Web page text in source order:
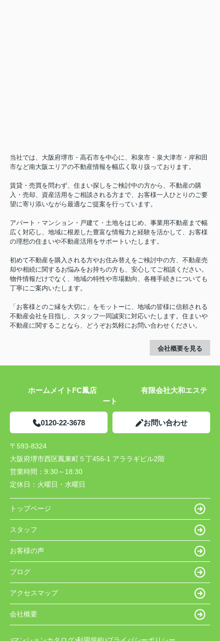
当社では、大阪府堺市・高石市を中心に、和泉市・泉大津市・岸和田
市など南大阪エリアの不動産情報を幅広く取り扱っております。
賃貸・売買を問わず、住まい探しをご検討中の方から、不動産の購
入・売却、資産活用をご相談される方まで、お客様一人ひとりのご要
望に寄り添いながら最適なご提案を行っています。
アパート・マンション・戸建て・土地をはじめ、事業用不動産まで幅
広く対応し、地域に根差した豊富な情報力と経験を活かして、お客様
の理想の住まいや不動産活用をサポートいたします。
初めて不動産を購入される方やお住み替えをご検討中の方、不動産売
却や相続に関するお悩みをお持ちの方も、安心してご相談ください。
物件情報だけでなく、地域の特性や市場動向、各種手続きについても
丁寧にご案内いたします。
「お客様とのご縁を大切に」をモットーに、地域の皆様に信頼される
不動産会社を目指し、スタッフ一同誠実に対応いたします。住まいや
不動産に関することなら、どうぞお気軽にお問い合わせください。
会社概要を見る
ホームメイトFC鳳店 有限会社大和エステ
ート
0120-22-3678 お問い合わせ
〒593-8324
大阪府堺市西区鳳東町５丁456-1 アララギビル2階
営業時間： 9:30～18:30
定休日： 火曜日・水曜日
トップページ
スタッフ
お客様の声
ブログ
アクセスマップ
会社概要